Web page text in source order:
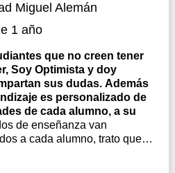
Miguel Alemán
1 año
que no creen tener
Soy Optimista y doy
sus dudas. Además
es personalizado de
de cada alumno, a su
de enseñanza van
a cada alumno, trato que
tema y soy
ya que los hago que creer en